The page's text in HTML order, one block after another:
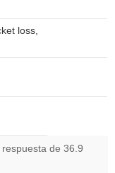
loss,
de 36.9